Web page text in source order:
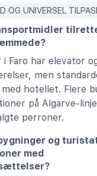
OG UNIVERSEL
i Faro har elevator
men
hotellet. Flere
på Algarve-
perroner.
og
med